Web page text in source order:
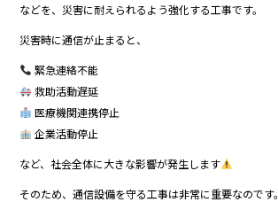
などを、災害に耐えられるよう強化する工事です。
災害時に通信が止まると、
緊急連絡不能
救助活動遅延
医療機関連携停止
企業活動停止
など、社会全体に大きな影響が発生します
そのため、通信設備を守る工事は非常に重要なのです。